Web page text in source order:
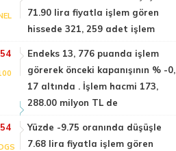
71.90 lira fiyatla işlem gören
hissede 321, 259 adet işlem
Endeks 13, 776 puanda işlem
görerek önceki kapanışının % -0,
17 altında . İşlem hacmi 173,
288.00 milyon TL de
Yüzde -9.75 oranında düşüşle
7.68 lira fiyatla işlem gören